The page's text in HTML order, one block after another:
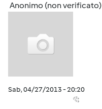
Anonimo (non verificato)
Sab, 04/27/2013 - 20:20